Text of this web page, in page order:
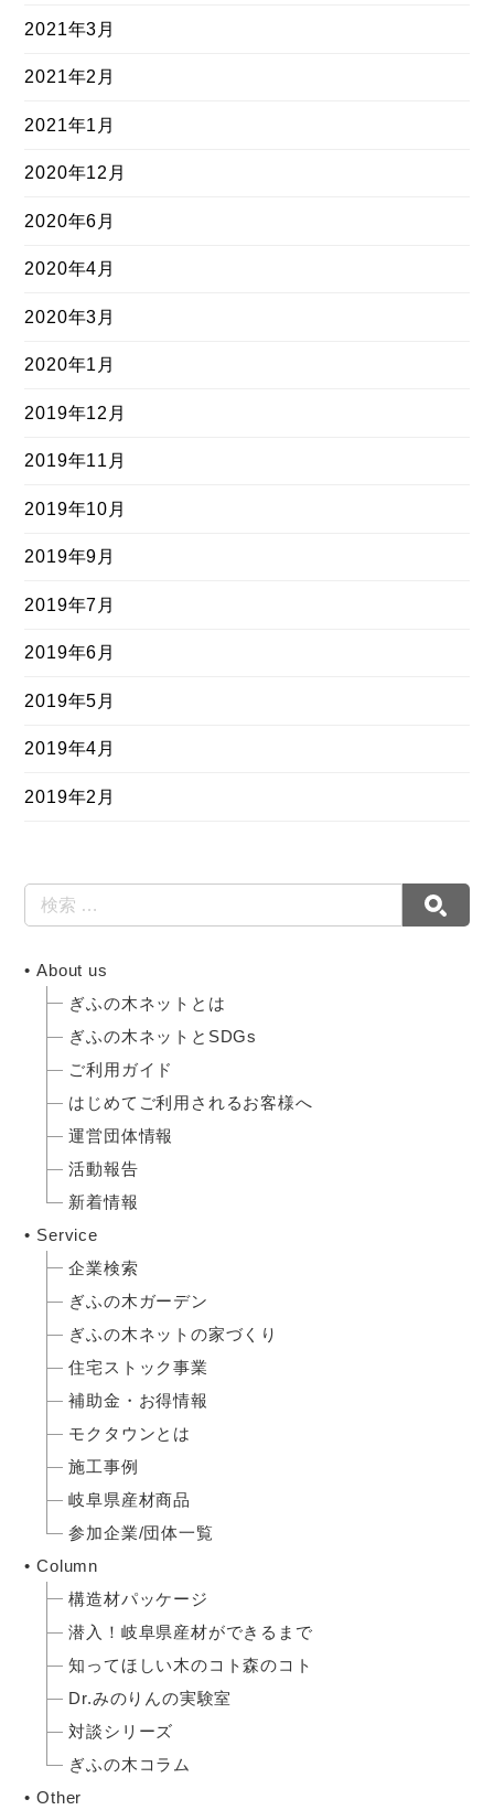
2021年3月
2021年2月
2021年1月
2020年12月
2020年6月
2020年4月
2020年3月
2020年1月
2019年12月
2019年11月
2019年10月
2019年9月
2019年7月
2019年6月
2019年5月
2019年4月
2019年2月
About us
ぎふの木ネットとは
ぎふの木ネットとSDGs
ご利用ガイド
はじめてご利用されるお客様へ
運営団体情報
活動報告
新着情報
Service
企業検索
ぎふの木ガーデン
ぎふの木ネットの家づくり
住宅ストック事業
補助金・お得情報
モクタウンとは
施工事例
岐阜県産材商品
参加企業/団体一覧
Column
構造材パッケージ
潜入！岐阜県産材ができるまで
知ってほしい木のコト森のコト
Dr.みのりんの実験室
対談シリーズ
ぎふの木コラム
Other